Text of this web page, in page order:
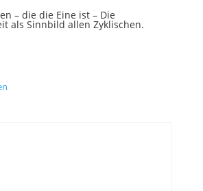
– die die Eine ist – Die
als Sinnbild allen Zyklischen.